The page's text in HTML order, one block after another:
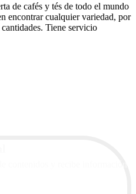
de cafés y tés de todo el mundo
encontrar cualquier variedad, por
Tiene servicio